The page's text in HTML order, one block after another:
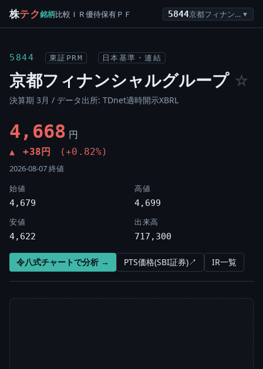
株テク銘柄比較 ＩＲ優待保有ＰＦ 5844 京都フィナンシャルグループ ▼
5844 東証PRM 日本基準・連結
京都フィナンシャルグループ ☆
決算期 3月 / データ出所: TDnet適時開示XBRL
4,668 円
▲ +38円 (+0.82%)
2026-08-07 終値
始値
4,679
高値
4,699
安値
4,622
出来高
717,300
令八式チャートで分析 → PTS価格(SBI証券)↗ IR一覧